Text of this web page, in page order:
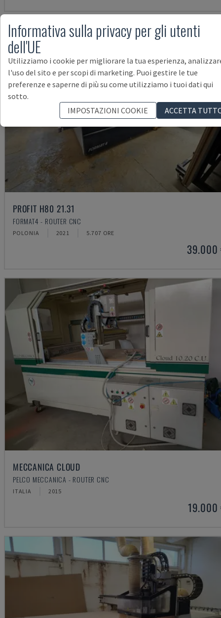
PROFIT H80 21.31
FORMAT4 - ROUTER CNC
POLONIA 2021 5.707 ORE
39.000
MECCANICA CLOUD
PELCO MECCANICA - ROUTER CNC
ITALIA 2015
19.000
Informativa sulla privacy per gli utenti
dell'UE
Utilizziamo i cookie per migliorare la tua esperienza,
l'uso del sito e per scopi di marketing. Puoi gestire le tue
preferenze e saperne di più su come utilizziamo i tuoi dati qui
sotto.
IMPOSTAZIONI COOKIE
ACCETTA